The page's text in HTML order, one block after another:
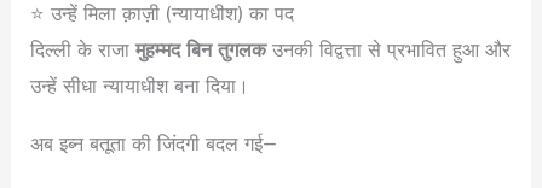
⭐ उन्हें मिला क़ाज़ी (न्यायाधीश) का पद
दिल्ली के राजामुहम्मद बिन तुगलकउनकी विद्वत्ता से प्रभावित हुआ और
उन्हें सीधा न्यायाधीश बना दिया।
अब इब्न बतूता की जिंदगी बदल गई—